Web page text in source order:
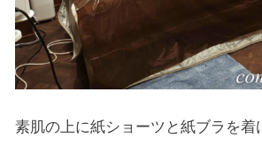
素肌の上に紙ショーツと紙ブラを着